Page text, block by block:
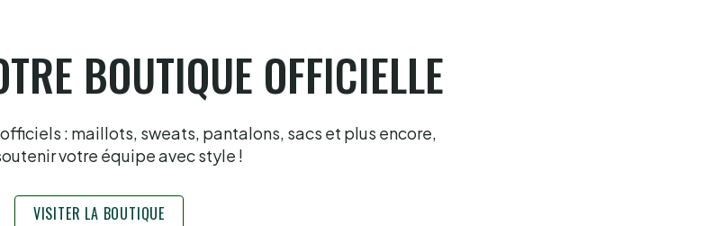
BOUTIQUE OFFICIELLE
: maillots, sweats, pantalons, sacs et plus encore,
votre équipe avec style !
VISITER LA BOUTIQUE